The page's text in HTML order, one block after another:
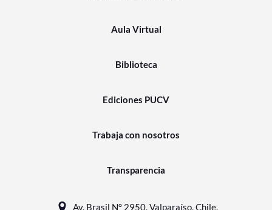
Aula Virtual
Biblioteca
Ediciones PUCV
Trabaja con nosotros
Transparencia
Av. Brasil N° 2950, Valparaíso, Chile.